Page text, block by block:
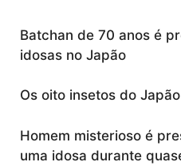
Batchan de 70 anos é
idosas no Japão
Os oito insetos do
Homem misterioso é
uma idosa durante